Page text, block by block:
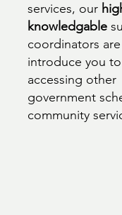
services, our
knowledgable
coordinators
introduce you
accessing other
government
community